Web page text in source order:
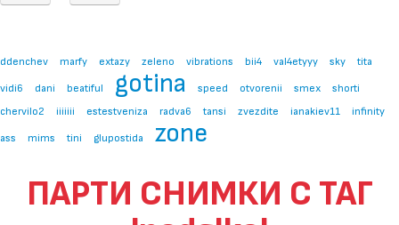
ddenchev marfy extazy zeleno vibrations bii4 val4etyyy sky
tita
vidi6
dani beatiful gotina speed otvorenii smex
shorti
chervilo2
iiiiiii estestveniza radva6 tansi zvezdite ianakiev11
infinity
ass
mims tini glupostida zone
ПАРТИ СНИМКИ С ТАГ